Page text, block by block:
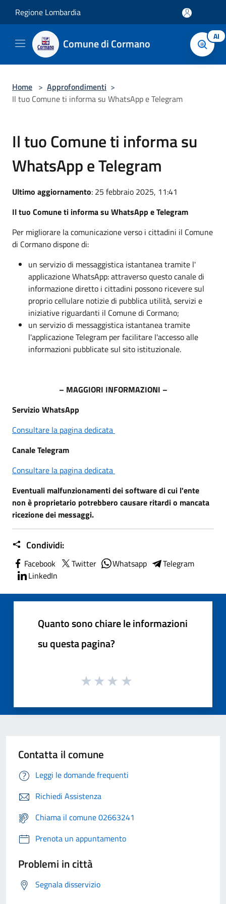
Regione Lombardia
Comune di Cormano AI
Home > Approfondimenti >
Il tuo Comune ti informa su WhatsApp e Telegram
Il tuo Comune ti informa su
WhatsApp e Telegram
Ultimo aggiornamento: 25 febbraio 2025, 11:41
Il tuo Comune ti informa su WhatsApp e Telegram
Per migliorare la comunicazione verso i cittadini il Comune
di Cormano dispone di:
un servizio di messaggistica istantanea tramite l'
applicazione WhatsApp: attraverso questo canale di
informazione diretto i cittadini possono ricevere sul
proprio cellulare notizie di pubblica utilità, servizi e
iniziative riguardanti il Comune di Cormano;
un servizio di messaggistica istantanea tramite
l'applicazione Telegram per facilitare l'accesso alle
informazioni pubblicate sul sito istituzionale.
– MAGGIORI INFORMAZIONI –
Servizio WhatsApp
Consultare la pagina dedicata
Canale Telegram
Consultare la pagina dedicata
Eventuali malfunzionamenti dei software di cui l'ente
non è proprietario potrebbero causare ritardi o mancata
ricezione dei messaggi.
Condividi:
Facebook Twitter Whatsapp
Telegram
LinkedIn
Quanto sono chiare le informazioni
su questa pagina?
Contatta il comune
Leggi le domande frequenti
Richiedi Assistenza
Chiama il comune 02663241
Prenota un appuntamento
Problemi in città
Segnala disservizio